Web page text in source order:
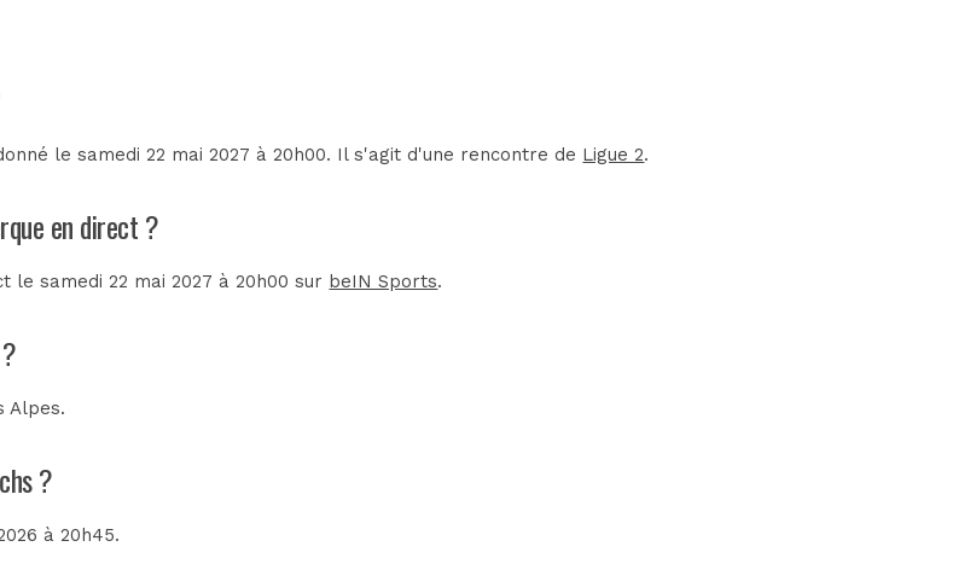
le samedi 22 mai 2027 à 20h00. Il s'agit d'une rencontre de Ligue 2.
en direct ?
le samedi 22 mai 2027 à 20h00 sur beIN Sports.
Alpes.
?
à 20h45.